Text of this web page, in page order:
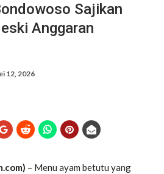
Sajikan
Anggaran
12, 2026
– Menu ayam betutu yang